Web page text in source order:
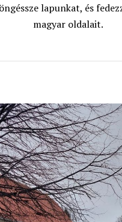
lapunkat, és
magyar oldalait.